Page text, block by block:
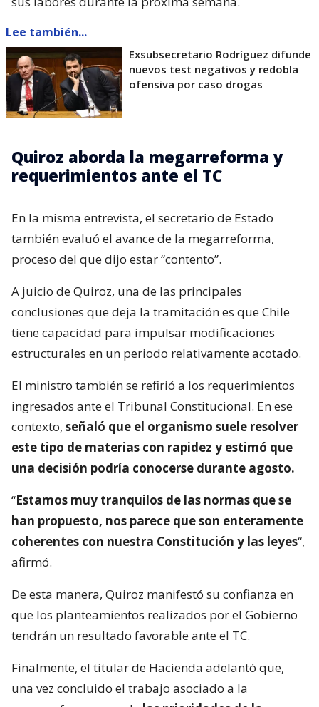
Lee también...
Exsubsecretario Rodríguez difunde
nuevos test negativos y redobla
ofensiva por caso drogas
Quiroz aborda la megarreforma y
requerimientos ante el TC
En la misma entrevista, el secretario de Estado
también evaluó el avance de la megarreforma,
proceso del que dijo estar “contento”.
A juicio de Quiroz, una de las principales
conclusiones que deja la tramitación es que Chile
tiene capacidad para impulsar modificaciones
estructurales en un periodo relativamente acotado.
El ministro también se refirió a los requerimientos
ingresados ante el Tribunal Constitucional. En ese
contexto, señaló que el organismo suele resolver
este tipo de materias con rapidez y estimó que
una decisión podría conocerse durante agosto.
“Estamos muy tranquilos de las normas que se
han propuesto, nos parece que son enteramente
coherentes con nuestra Constitución y las leyes“,
afirmó.
De esta manera, Quiroz manifestó su confianza en
que los planteamientos realizados por el Gobierno
tendrán un resultado favorable ante el TC.
Finalmente, el titular de Hacienda adelantó que,
una vez concluido el trabajo asociado a la